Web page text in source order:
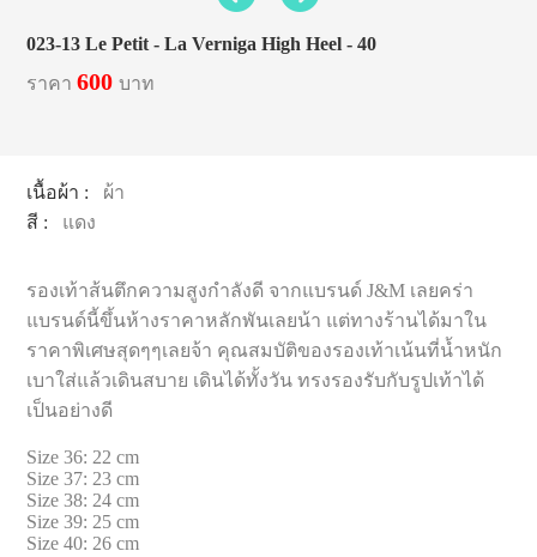
023-13 Le Petit - La Verniga High Heel - 40
ราคา600บาท
เนื้อผ้า : ผ้า
สี : แดง
รองเท้าส้นตึกความสูงกำลังดี จากแบรนด์ J&M เลยคร่า
แบรนด์นี้ขึ้นห้างราคาหลักพันเลยน้า แต่ทางร้านได้มาใน
ราคาพิเศษสุดๆๆเลยจ้า คุณสมบัติของรองเท้าเน้นที่น้ำหนัก
เบาใส่แล้วเดินสบาย เดินได้ทั้งวัน ทรงรองรับกับรูปเท้าได้
เป็นอย่างดี
Size 36: 22 cm
Size 37: 23 cm
Size 38: 24 cm
Size 39: 25 cm
Size 40: 26 cm